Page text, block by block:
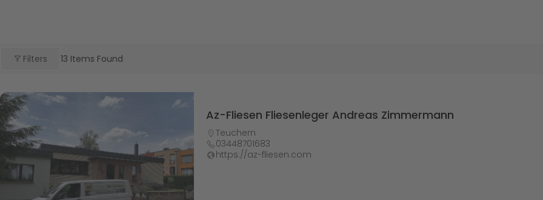
Filters 13 Items Found
Az-Fliesen Fliesenleger Andreas Zimmermann
Teuchern
03448701683
https://az-fliesen.com